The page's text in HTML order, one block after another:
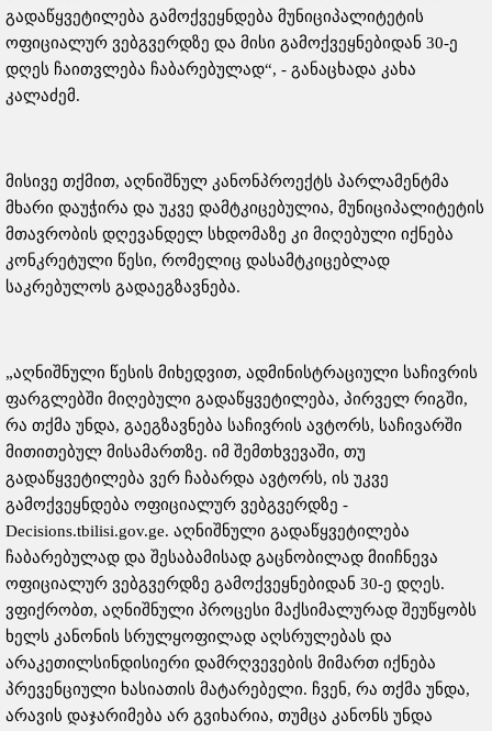
გადაწყვეტილება გამოქვეყნდება მუნიციპალიტეტის
ოფიციალურ ვებგვერდზე და მისი გამოქვეყნებიდან 30-ე
დღეს ჩაითვლება ჩაბარებულად“, - განაცხადა კახა
კალაძემ.
მისივე თქმით, აღნიშნულ კანონპროექტს პარლამენტმა
მხარი დაუჭირა და უკვე დამტკიცებულია, მუნიციპალიტეტის
მთავრობის დღევანდელ სხდომაზე კი მიღებული იქნება
კონკრეტული წესი, რომელიც დასამტკიცებლად
საკრებულოს გადაეგზავნება.
„აღნიშნული წესის მიხედვით, ადმინისტრაციული საჩივრის
ფარგლებში მიღებული გადაწყვეტილება, პირველ რიგში,
რა თქმა უნდა, გაეგზავნება საჩივრის ავტორს, საჩივარში
მითითებულ მისამართზე. იმ შემთხვევაში, თუ
გადაწყვეტილება ვერ ჩაბარდა ავტორს, ის უკვე
გამოქვეყნდება ოფიციალურ ვებგვერდზე -
Decisions.tbilisi.gov.ge. აღნიშნული გადაწყვეტილება
ჩაბარებულად და შესაბამისად გაცნობილად მიიჩნევა
ოფიციალურ ვებგვერდზე გამოქვეყნებიდან 30-ე დღეს.
ვფიქრობთ, აღნიშნული პროცესი მაქსიმალურად შეუწყობს
ხელს კანონის სრულყოფილად აღსრულებას და
არაკეთილსინდისიერი დამრღვევების მიმართ იქნება
პრევენციული ხასიათის მატარებელი. ჩვენ, რა თქმა უნდა,
არავის დაჯარიმება არ გვიხარია, თუმცა კანონს უნდა